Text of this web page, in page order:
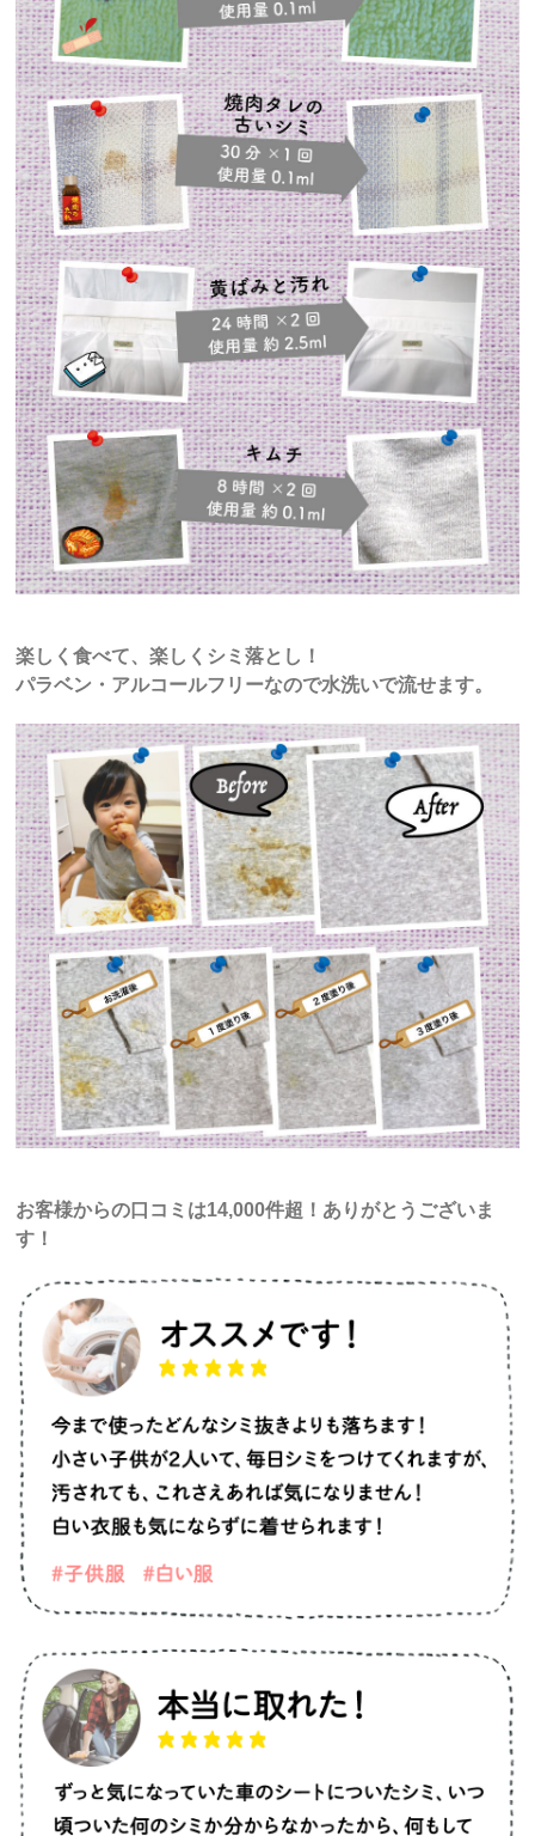
楽しく食べて、楽しくシミ落とし！
パラベン・アルコールフリーなので水洗いで流せます。
お客様からの口コミは14,000件超！ありがとうございま
す！